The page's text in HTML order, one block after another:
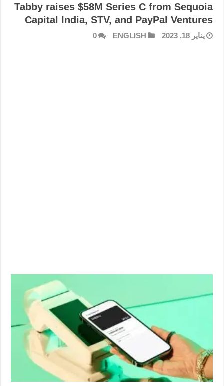
Tabby raises $58M Series C from Sequoia
Capital India, STV, and PayPal Ventures
يناير 18, 2023 ENGLISH
0